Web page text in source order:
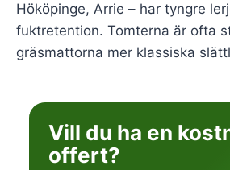
Hököpinge, Arrie – har tyngre
fuktretention. Tomterna är ofta
gräsmattorna mer klassiska
Vill du ha en
offert?